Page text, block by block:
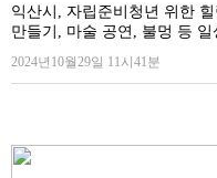
익산시, 자립준비청년 위한
만들기, 마술 공연, 불멍 등
2024년10월29일 11시41분